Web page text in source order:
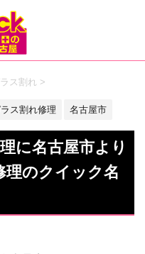
ス割れ >
ス割れ修理 名古屋市
に名古屋市より
理のクイック名